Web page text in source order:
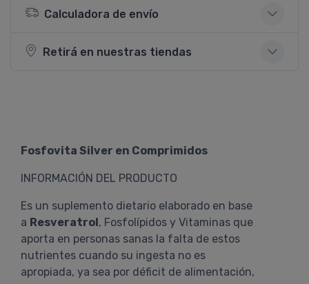
Calculadora de envío
Retirá en nuestras tiendas
Fosfovita Silver en Comprimidos
INFORMACIÓN DEL PRODUCTO
Es un suplemento dietario elaborado en base
a Resveratrol, Fosfolípidos y Vitaminas que
aporta en personas sanas la falta de estos
nutrientes cuando su ingesta no es
apropiada, ya sea por déficit de alimentación,